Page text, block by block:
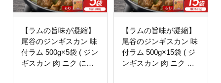
【ラムの旨味が凝縮】
尾谷のジンギスカン 味
付ラム 500g×5袋 ( ジン
ギスカン 肉 ニク にく
【ラムの旨味が凝縮】
尾谷のジンギスカン 味
付ラム 500g×15袋 ( ジ
ンギスカン 肉 ニク に